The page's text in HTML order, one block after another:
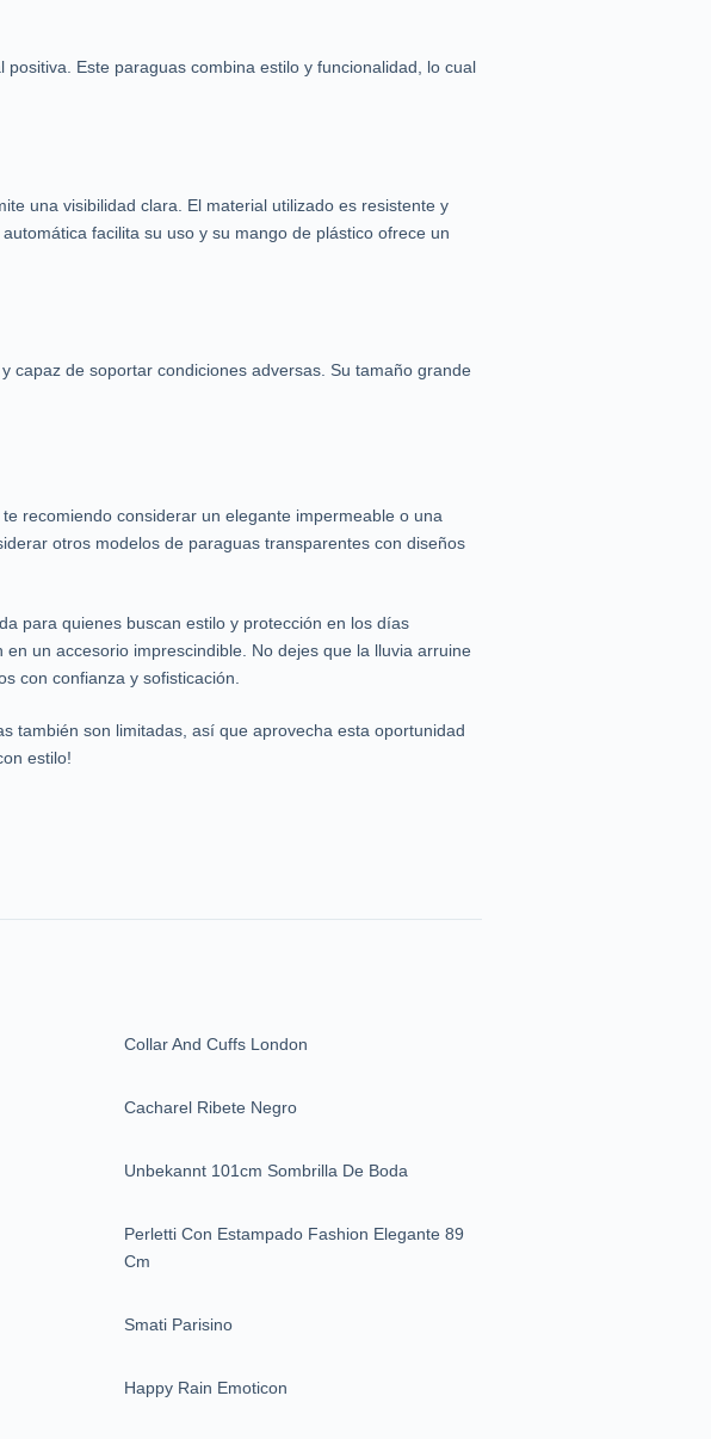
Este paraguas combina estilo y funcionalidad, lo cual
una visibilidad clara. El material utilizado es resistente y
facilita su uso y su mango de plástico ofrece un
capaz de soportar condiciones adversas. Su tamaño grande
recomiendo considerar un elegante impermeable o una
otros modelos de paraguas transparentes con diseños
para quienes buscan estilo y protección en los días
un accesorio imprescindible. No dejes que la lluvia arruine
con confianza y sofisticación.
también son limitadas, así que aprovecha esta oportunidad
estilo!
Collar And Cuffs London
Cacharel Ribete Negro
Unbekannt 101cm Sombrilla De Boda
Perletti Con Estampado Fashion Elegante 89
Cm
Smati Parisino
Happy Rain Emoticon